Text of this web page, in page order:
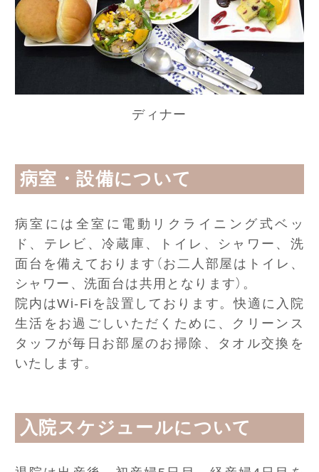
ディナー
病室・設備について
病室には全室に電動リクライニング式ベッ
ド、テレビ、冷蔵庫、トイレ、シャワー、洗
面台を備えております（お二人部屋はトイレ、
シャワー、洗面台は共用となります）。
院内はWi-Fiを設置しております。快適に入院
生活をお過ごしいただくために、クリーンス
タッフが毎日お部屋のお掃除、タオル交換を
いたします。
入院スケジュールについて